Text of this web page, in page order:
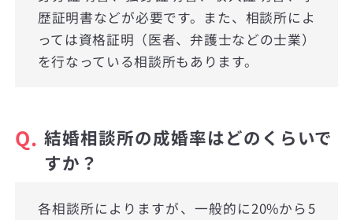
歴証明書などが必要です。また、相談所によ
っては資格証明（医者、弁護士などの士業）
を行なっている相談所もあります。
Q. 結婚相談所の成婚率はどのくらいで
すか？
各相談所によりますが、一般的に20%から5